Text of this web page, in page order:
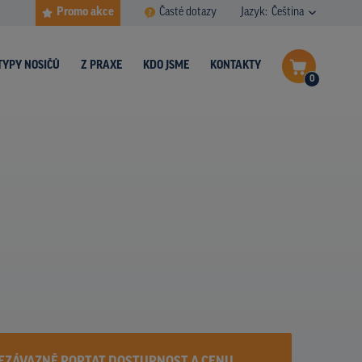
Promo akce Časté dotazy Jazyk: Čeština
0
NOSIČŮ Z PRAXE KDO JSME KONTAKTY